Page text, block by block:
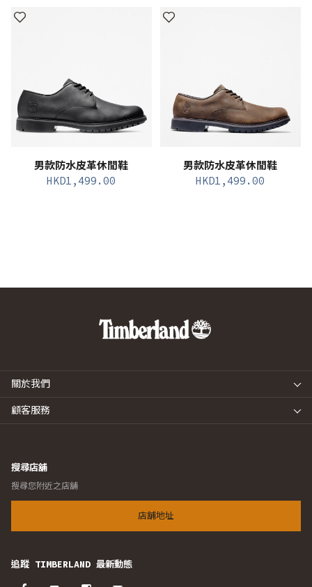
男款防水皮革休閒鞋
HKD1,499.00
男款防水皮革休閒鞋
HKD1,499.00
關於我們
顧客服務
搜尋店舖
搜尋您附近之店舖
店舖地址
追蹤 TIMBERLAND 最新動態